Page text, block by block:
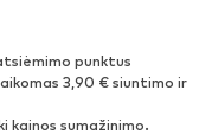
punktus
3,90 € siuntimo ir
kainos sumažinimo.